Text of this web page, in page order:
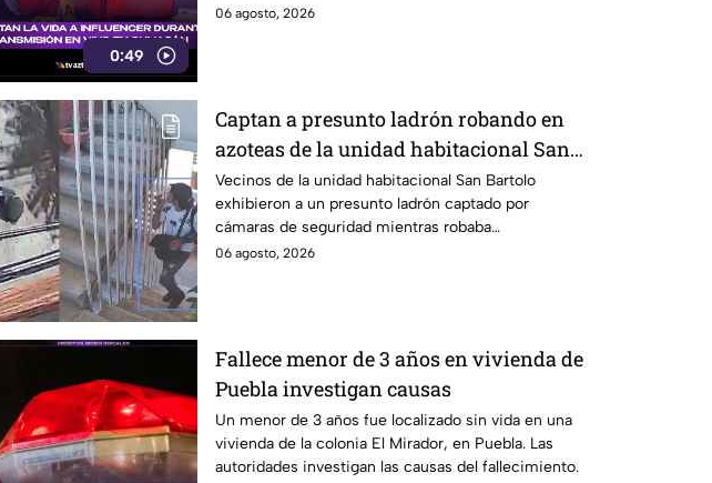
0:49
Sinaloa.
06 agosto, 2026
Captan a presunto ladrón robando en
azoteas de la unidad habitacional San
Bartolo
Vecinos de la unidad habitacional San Bartolo
exhibieron a un presunto ladrón captado por
cámaras de seguridad mientras robaba
pertenencias en las azoteas.
06 agosto, 2026
Fallece menor de 3 años en vivienda de
Puebla investigan causas
Un menor de 3 años fue localizado sin vida en una
vivienda de la colonia El Mirador, en Puebla. Las
autoridades investigan las causas del fallecimiento.